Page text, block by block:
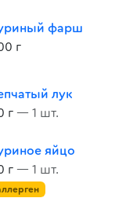
фарш
г
лук
г — 1 шт.
яйцо
г — 1 шт.